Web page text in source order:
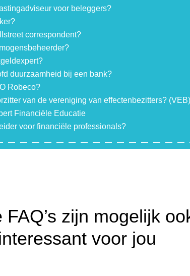
voor beleggers?
correspondent?
duurzaamheid bij een bank?
Robeco?
van de vereniging van effectenbezitters? (VEB)
Financiële Educatie
voor financiële professionals?
FAQ’s zijn mogelijk
voor jou